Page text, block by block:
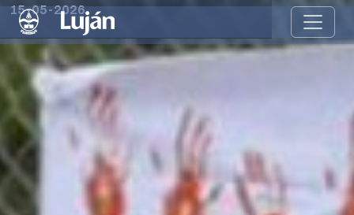
15-05-2026